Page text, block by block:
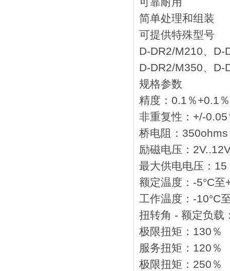
简单处理和组装
可提供特殊型号
D-DR2/M210、D-
D-DR2/M350、D-
规格参数
精度：0.1％+0.1％
非重复性：+/-0.05
桥电阻：350ohms
励磁电压：
最大供电电压：15
额定温度：-5°C至
工作温度：-10°C
扭转角 - 额定负载
极限扭矩：130％
服务扭矩：120％
极限扭矩：250％